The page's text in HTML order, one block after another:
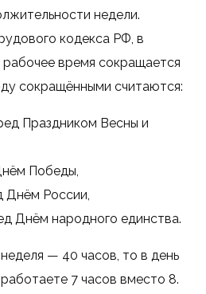
недели.
кодекса РФ, в
время сокращается
сокращёнными считаются:
Праздником Весны и
Победы,
Днём России,
Днём народного единства.
— 40 часов, то в день
7 часов вместо 8.